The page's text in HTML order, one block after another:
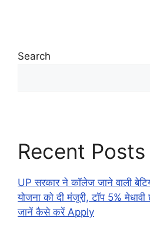
Search
Recent Posts
UP सरकार ने कॉलेज जाने वाली
योजना को दी मंजूरी, टॉप 5%
जानें कैसे करें Apply